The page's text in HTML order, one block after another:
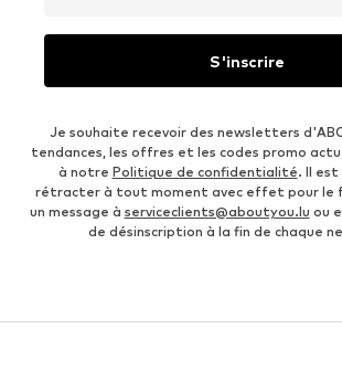
S'inscrire
Je souhaite recevoir des newsletters
tendances, les offres et les codes promo
à notre Politique de confidentialité. Il est
rétracter à tout moment avec effet pour le
un message à serviceclients@aboutyou.lu ou
de désinscription à la fin de chaque